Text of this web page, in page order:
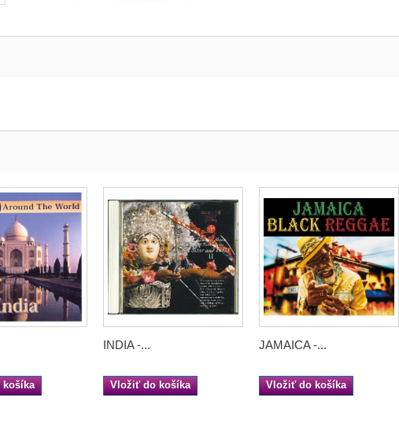
INDIA -...
Vložiť do košíka
JAMAICA -...
Vložiť do košíka